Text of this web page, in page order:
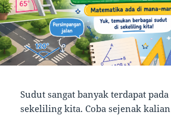
Sudut sangat banyak terdapat
sekeliling kita. Coba sejenak